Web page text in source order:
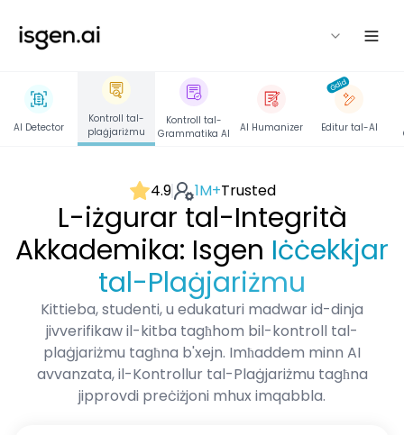
isgen
AI Detector
Kontroll tal-
plaġjariżmu
Kontroll tal-
Grammatika AI
AI Humanizer
Ġdid
Editur tal-AI
4.9 1M+Trusted
L-iżgurar tal-Integrità
Akkademika: Isgen Iċċekkjar
tal-Plaġjariżmu
Kittieba, studenti, u edukaturi madwar id-dinja
jivverifikaw il-kitba tagħhom bil-kontroll tal-
plaġjariżmu tagħna b'xejn. Imħaddem minn AI
avvanzata, il-Kontrollur tal-Plaġjariżmu tagħna
jipprovdi preċiżjoni mhux imqabbla.